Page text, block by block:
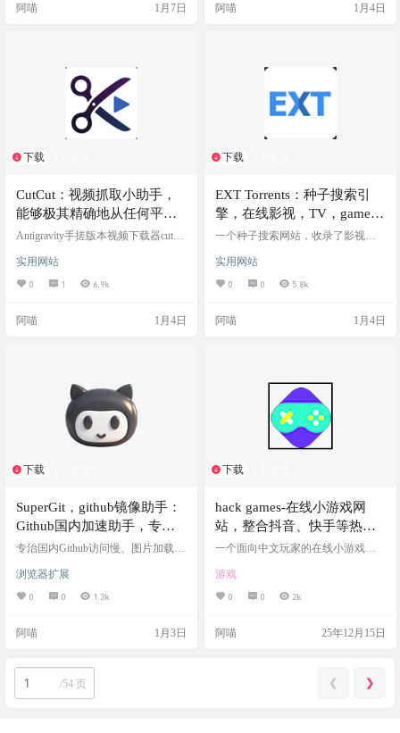
鱼搞一个美国大兵认证。花点小钱
日、退役日期、邮箱） 智能下拉框
选择，模拟真…
阿喵 1月7日
截图 网站链接
阿喵 1月4日
下载
CutCut：视频抓取小助手，
能够极其精确地从任何平台
下载和剪辑视频
Antigravity手搓版本视频下载器cutcut
下载视频，国内微博抖音小红书bilib
ili等，国外推特X，YouTube都可轻
松搞定，黏贴链接，即可获取下载
辑要下载视频的片段和时长 目前>50
实用网站
0 1 6.9k
阿喵 1月4日
下载
EXT Torrents：种子搜索引
擎，在线影视，TV，game，
软件，电子书等种子获取网
一个种子搜索网站，收录了影视，
动漫等，资源很全。 需要注意：ext
网站广告很多，还拦不住，所以请
不要在公众场合打开此网站 网站截
实用网站
0 0 5.8k
阿喵 1月4日
下载
SuperGit，github镜像助手：
Github国内加速助手，专为
国内开发者打造的GitHub加
界，开发更高效
专治国内Github访问慢、图片加载失
能自动将您的所有GitHub及资源请
求重定向至高速镜像站，并在您右
内开发者设计的浏览器扩展，解决G
过加载已解压的扩展程序安装，简
单快捷 插件截图 功能特色 智能加
浏览器扩展
0 0 1.3k
阿喵 1月3日
下载
hack games-在线小游戏网
站，整合抖音、快手等热门
游戏，支持手机/PC在线游玩
一个面向中文玩家的在线小游戏平
支持手机/PC免安装即玩，适合碎片
娱乐或好友联机 包含互动，互动剧
意，创造，动作等77中类型 网站截
游戏
0 0 2k
阿喵 25年12月15日
/54 页 ❮ ❯